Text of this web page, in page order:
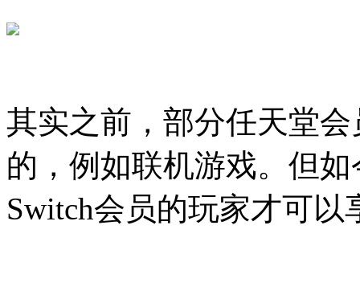
其实之前，部分任天堂
的，例如联机游戏。但
Switch会员的玩家才可以